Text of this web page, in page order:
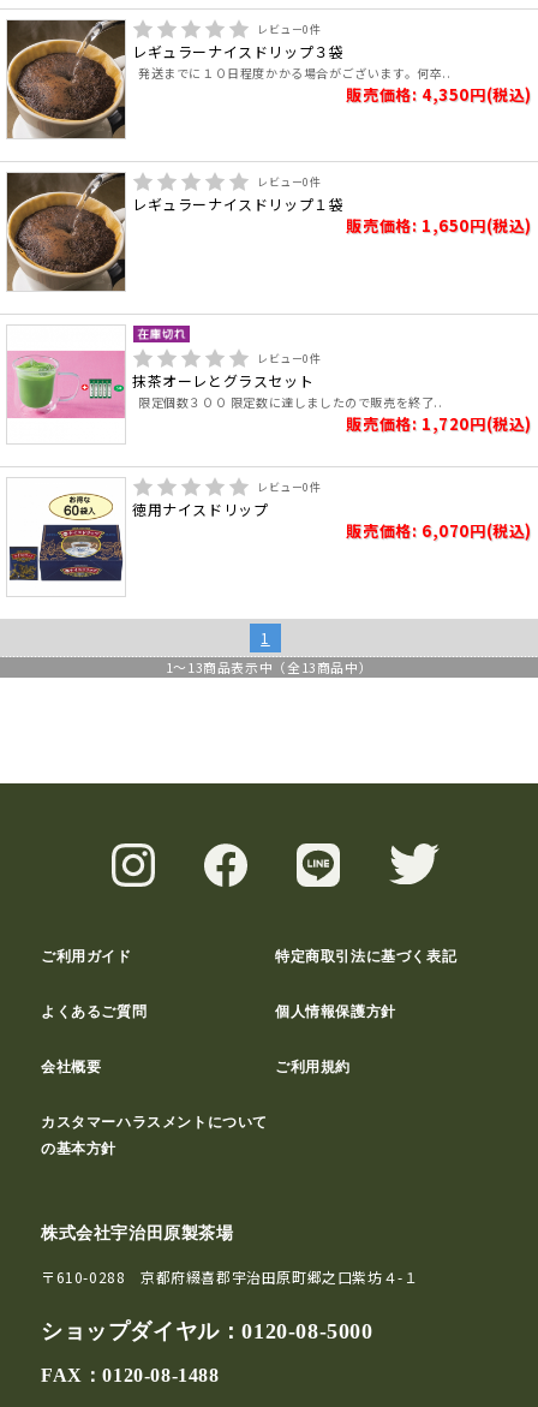
レビュー0件
レギュラーナイスドリップ３袋
発送までに１０日程度かかる場合がございます。何卒..
販売価格: 4,350円(税込)
レビュー0件
レギュラーナイスドリップ１袋
販売価格: 1,650円(税込)
レビュー0件
抹茶オーレとグラスセット
限定個数３００ 限定数に達しましたので販売を終了..
販売価格: 1,720円(税込)
レビュー0件
徳用ナイスドリップ
販売価格: 6,070円(税込)
1
1～ 13商品表示中（全 13商品中）
ご利用ガイド 特定商取引法に基づく表記
よくあるご質問 個人情報保護方針
会社概要 ご利用規約
カスタマーハラスメントについて
の基本方針
株式会社宇治田原製茶場
〒610-0288 京都府綴喜郡宇治田原町郷之口紫坊４-１
ショップダイヤル：0120-08-5000
FAX：0120-08-1488